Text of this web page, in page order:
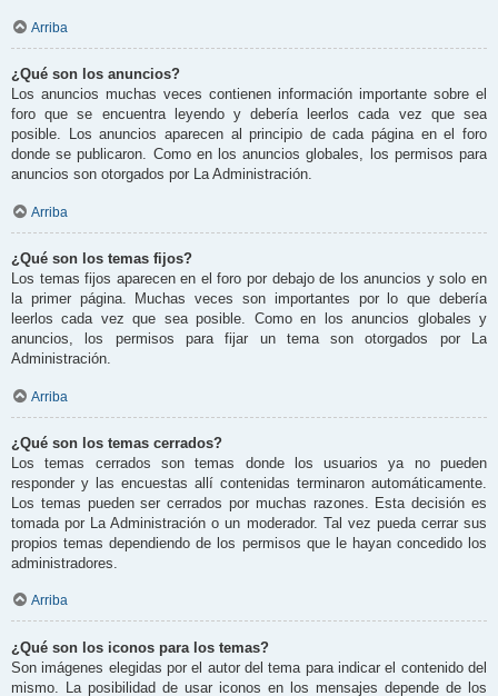
Arriba
¿Qué son los anuncios?
Los anuncios muchas veces contienen información importante sobre el
foro que se encuentra leyendo y debería leerlos cada vez que sea
posible. Los anuncios aparecen al principio de cada página en el foro
donde se publicaron. Como en los anuncios globales, los permisos para
anuncios son otorgados por La Administración.
Arriba
¿Qué son los temas fijos?
Los temas fijos aparecen en el foro por debajo de los anuncios y solo en
la primer página. Muchas veces son importantes por lo que debería
leerlos cada vez que sea posible. Como en los anuncios globales y
anuncios, los permisos para fijar un tema son otorgados por La
Administración.
Arriba
¿Qué son los temas cerrados?
Los temas cerrados son temas donde los usuarios ya no pueden
responder y las encuestas allí contenidas terminaron automáticamente.
Los temas pueden ser cerrados por muchas razones. Esta decisión es
tomada por La Administración o un moderador. Tal vez pueda cerrar sus
propios temas dependiendo de los permisos que le hayan concedido los
administradores.
Arriba
¿Qué son los iconos para los temas?
Son imágenes elegidas por el autor del tema para indicar el contenido del
mismo. La posibilidad de usar iconos en los mensajes depende de los